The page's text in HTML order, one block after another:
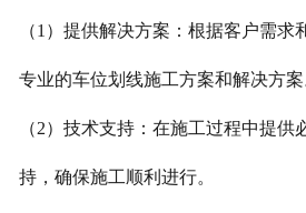
（1）提供解决方案：根据客户需求
专业的车位划线施工方案和解决方案
（2）技术支持：在施工过程中提供
持，确保施工顺利进行。